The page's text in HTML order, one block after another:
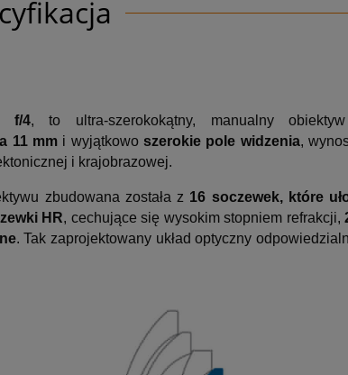
f/4, to ultra-szerokokątny, manualny
11 mm i wyjątkowoszerokie pole widzenia,
i krajobrazowej.
zbudowana została z 16 soczewek, które
HR, cechujące się wysokim stopniem refrakcji,
. Tak zaprojektowany układ optyczny